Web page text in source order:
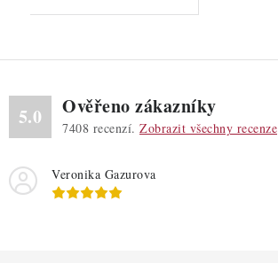
5.0 Ověřeno zákazníky
7408 recenzí. Zobrazit všechny recenze
Veronika Gazurova